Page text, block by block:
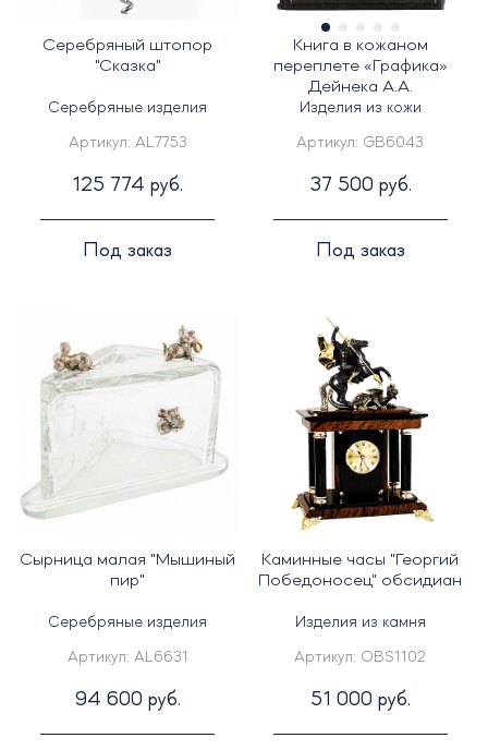
Серебряный штопор
"Сказка"
Серебряные изделия
Артикул: AL7753
125 774 руб.
Под заказ
Книга в кожаном
переплете «Графика»
Дейнека А.А.
Изделия из кожи
Артикул: GB6043
37 500 руб.
Под заказ
Сырница малая "Мышиный
пир"
Серебряные изделия
Артикул: AL6631
94 600 руб.
Каминные часы "Георгий
Победоносец" обсидиан
Изделия из камня
Артикул: OBS1102
51 000 руб.